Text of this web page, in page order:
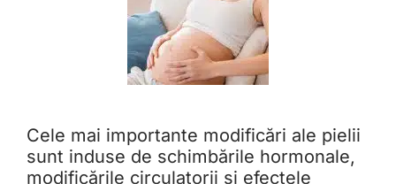
Cele mai importante modificări ale pielii
sunt induse de schimbările hormonale,
modificările circulatorii și efectele